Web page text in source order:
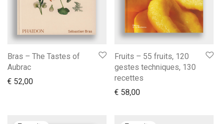
Bras – The Tastes of
Aubrac
€ 52,00
Fruits – 55 fruits, 120
gestes techniques, 130
recettes
€ 58,00